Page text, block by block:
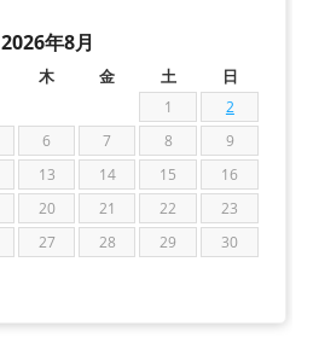
2026年8月
木 金 土 日
1
2
6 7 8
9
13 14 15
16
20 21 22
23
27 28 29
30